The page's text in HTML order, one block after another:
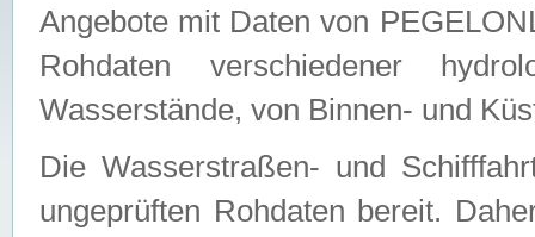
Angebote mit Daten von
Rohdaten verschiedener
Wasserstände, von Binnen- und
Die Wasserstraßen- und
ungeprüften Rohdaten bereit.